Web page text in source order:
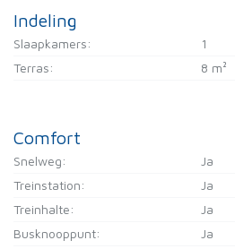
Indeling
Slaapkamers:
1
Terras:
8 m²
Comfort
Snelweg:
Ja
Treinstation:
Ja
Treinhalte:
Ja
Busknooppunt:
Ja